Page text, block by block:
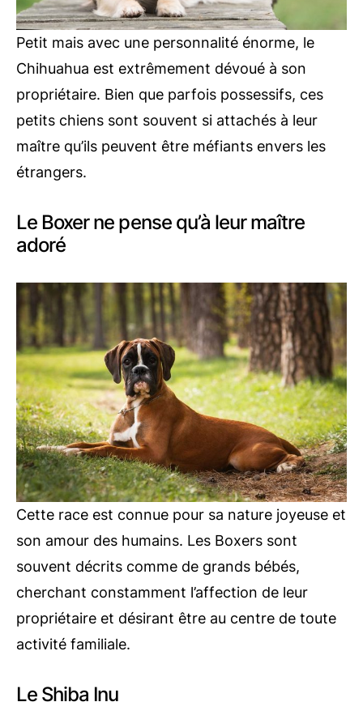
Petit mais avec une personnalité énorme, le
Chihuahua est extrêmement dévoué à son
propriétaire. Bien que parfois possessifs, ces
petits chiens sont souvent si attachés à leur
maître qu’ils peuvent être méfiants envers les
étrangers.
Le Boxer ne pense qu’à leur maître
adoré
Cette race est connue pour sa nature joyeuse et
son amour des humains. Les Boxers sont
souvent décrits comme de grands bébés,
cherchant constamment l’affection de leur
propriétaire et désirant être au centre de toute
activité familiale.
Le Shiba Inu